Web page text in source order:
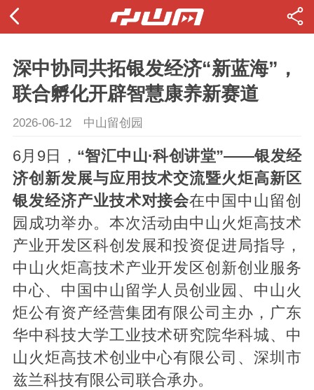
深中协同共拓银发经济“新蓝海”，
联合孵化开辟智慧康养新赛道
2026-06-12 中山留创园
6月9日， “智汇中山·科创讲堂”——银发经
济创新发展与应用技术交流暨火炬高新区
银发经济产业技术对接会在中国中山留创
园成功举办。本次活动由中山火炬高技术
产业开发区科创发展和投资促进局指导，
中山火炬高技术产业开发区创新创业服务
中心、中国中山留学人员创业园、中山火
炬公有资产经营集团有限公司主办，广东
华中科技大学工业技术研究院华科城、中
山火炬高技术创业中心有限公司、深圳市
兹兰科技有限公司联合承办。